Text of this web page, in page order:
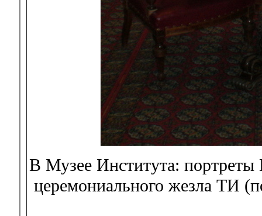
В Музее Института:
церемониального жезла ТИ